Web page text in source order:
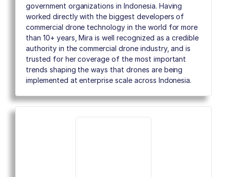
government organizations in Indonesia. Having
worked directly with the biggest developers of
commercial drone technology in the world for more
than 10+ years, Mira is well recognized as a credible
authority in the commercial drone industry, and is
trusted for her coverage of the most important
trends shaping the ways that drones are being
implemented at enterprise scale across Indonesia.